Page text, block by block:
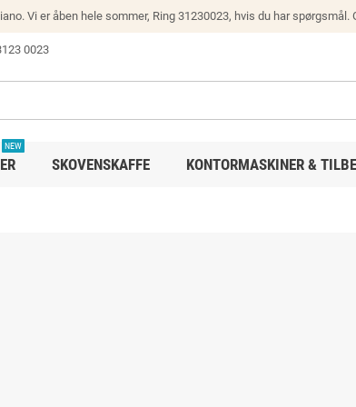
Vi er åben hele sommer, Ring 31230023, hvis du har spørgsmål.
0023
NEW
SKOVENSKAFFE KONTORMASKINER &